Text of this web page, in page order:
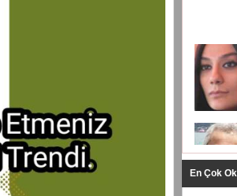
En Çok